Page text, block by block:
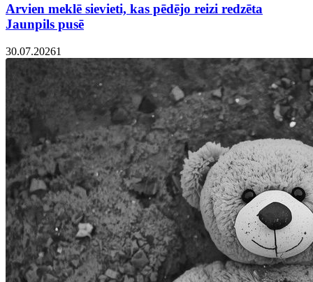
Arvien meklē sievieti, kas pēdējo reizi redzēta
Jaunpils pusē
30.07.20261